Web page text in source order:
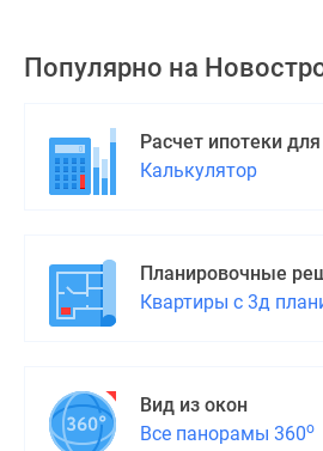
Популярно на
Расчет ипотеки
Калькулятор
Планировочные
Квартиры с 3д
Вид из окон
Все панорамы 360о